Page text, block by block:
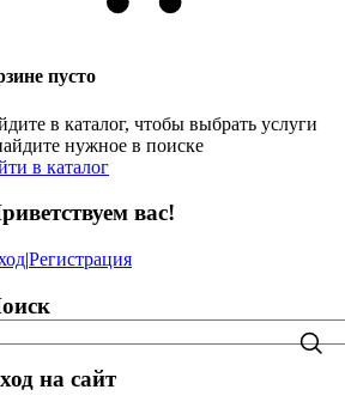
пусто
в каталог, чтобы выбрать услуги
нужное в поиске
в каталог
вас!
|Регистрация
на сайт